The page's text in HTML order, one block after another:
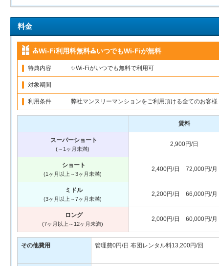
料金
⛪Wi-Fi利用料無料⛪いつでもWi-Fiが無料
特典内容 ✨Wi-Fiがいつでも無料で利用可
対象期間
利用条件 弊社マンスリーマンションをご利用頂ける全てのお客様
賃料
スーパーショート
(～1ヶ月未満)
2,900円/日
ショート
(1ヶ月以上～3ヶ月未満)
2,400円/日 72,000円/月
ミドル
(3ヶ月以上～7ヶ月未満)
2,200円/日 66,000円/月
ロング
(7ヶ月以上～12ヶ月未満)
2,000円/日 60,000円/月
その他費用 管理費0円/日 布団レンタル料13,200円/回